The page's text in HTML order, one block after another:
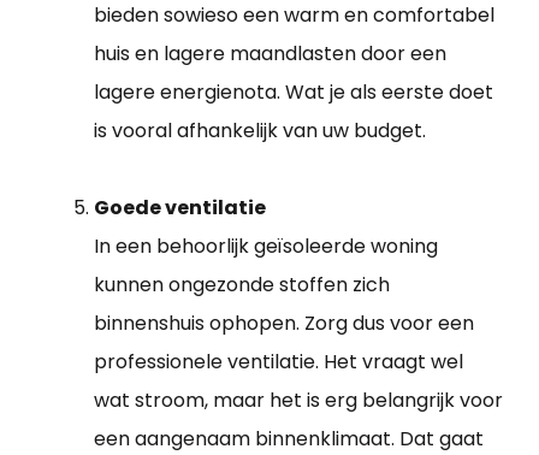
bieden sowieso een warm en comfortabel
huis en lagere maandlasten door een
lagere energienota. Wat je als eerste doet
is vooral afhankelijk van uw budget.
Goede ventilatie
In een behoorlijk geïsoleerde woning
kunnen ongezonde stoffen zich
binnenshuis ophopen. Zorg dus voor een
professionele ventilatie. Het vraagt wel
wat stroom, maar het is erg belangrijk voor
een aangenaam binnenklimaat. Dat gaat